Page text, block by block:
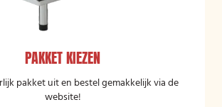
PAKKET KIEZEN
pakket uit en bestel gemakkelijk via de
website!